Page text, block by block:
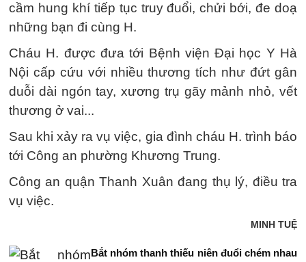
cầm hung khí tiếp tục truy đuổi, chửi bới, đe doạ
những bạn đi cùng H.
Cháu H. được đưa tới Bệnh viện Đại học Y Hà
Nội cấp cứu với nhiều thương tích như đứt gân
duỗi dài ngón tay, xương trụ gãy mảnh nhỏ, vết
thương ở vai...
Sau khi xảy ra vụ việc, gia đình cháu H. trình báo
tới Công an phường Khương Trung.
Công an quận Thanh Xuân đang thụ lý, điều tra
vụ việc.
MINH TUỆ
Bắt nhóm thanh thiếu niên đuổi chém nhau